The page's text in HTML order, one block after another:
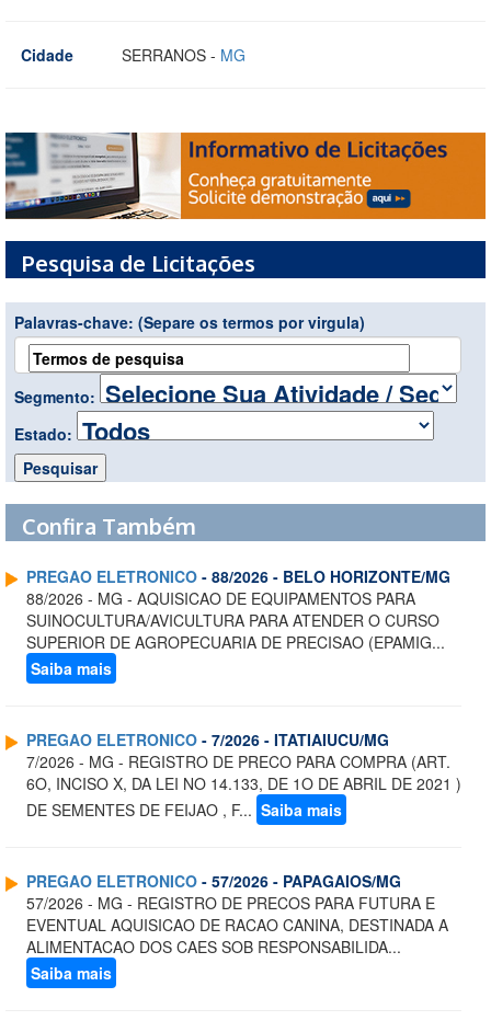
Cidade SERRANOS - MG
Pesquisa de Licitações
Palavras-chave: (Separe os termos por virgula)
Segmento:
Estado:
Confira Também
PREGAO ELETRONICO - 88/2026 - BELO HORIZONTE/MG
88/2026 - MG - AQUISICAO DE EQUIPAMENTOS PARA
SUINOCULTURA/AVICULTURA PARA ATENDER O CURSO
SUPERIOR DE AGROPECUARIA DE PRECISAO (EPAMIG...
Saiba mais
PREGAO ELETRONICO - 7/2026 - ITATIAIUCU/MG
7/2026 - MG - REGISTRO DE PRECO PARA COMPRA (ART.
6O, INCISO X, DA LEI NO 14.133, DE 1O DE ABRIL DE 2021 )
DE SEMENTES DE FEIJAO , F... Saiba mais
PREGAO ELETRONICO - 57/2026 - PAPAGAIOS/MG
57/2026 - MG - REGISTRO DE PRECOS PARA FUTURA E
EVENTUAL AQUISICAO DE RACAO CANINA, DESTINADA A
ALIMENTACAO DOS CAES SOB RESPONSABILIDA...
Saiba mais